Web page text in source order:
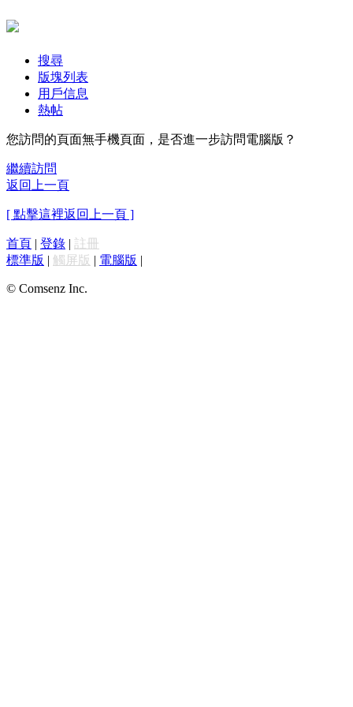
搜尋
版塊列表
用戶信息
熱帖
您訪問的頁面無手機頁面，是否進一步訪問電腦版？
繼續訪問
返回上一頁
[ 點擊這裡返回上一頁 ]
首頁 | 登錄 | 註冊
標準版 | 觸屏版 | 電腦版 |
© Comsenz Inc.